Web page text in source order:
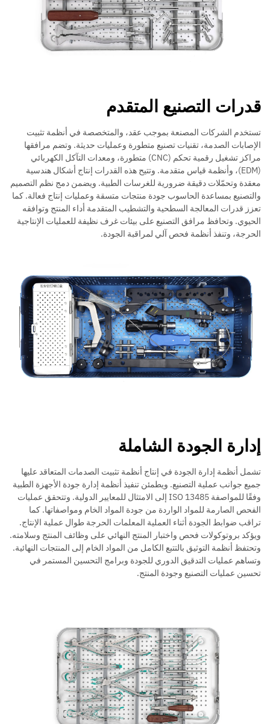
قدرات التصنيع المتقدم
تستخدم الشركات المصنعة بموجب عقد، والمتخصصة في أنظمة تثبيت
الإصابات الصدمة، تقنيات تصنيع متطورة وعمليات حديثة. وتضم مرافقها
مراكز تشغيل رقمية تحكم (CNC) متطورة، ومعدات التآكل الكهربائي
(EDM)، وأنظمة قياس متقدمة. وتتيح هذه القدرات إنتاج أشكال هندسية
معقدة وتحمّلات دقيقة ضرورية للغرسات الطبية. ويضمن دمج نظم التصميم
والتصنيع بمساعدة الحاسوب جودة منتجات متسقة وعمليات إنتاج فعالة. كما
تعزز قدرات المعالجة السطحية والتشطيب المتقدمة أداء المنتج وتوافقه
الحيوي. وتحافظ مرافق التصنيع على بيئات غرف نظيفة للعمليات الإنتاجية
الحرجة، وتنفذ أنظمة فحص آلي لمراقبة الجودة.
إدارة الجودة الشاملة
تشمل أنظمة إدارة الجودة في إنتاج أنظمة تثبيت الصدمات المتعاقد عليها
جميع جوانب عملية التصنيع. ويطمئن تنفيذ أنظمة إدارة جودة الأجهزة الطبية
وفقًا للمواصفة ISO 13485 إلى الامتثال للمعايير الدولية. وتتحقق عمليات
الفحص الصارمة للمواد الواردة من جودة المواد الخام ومواصفاتها. كما
تراقب ضوابط الجودة أثناء العملية المعلمات الحرجة طوال عملية الإنتاج.
ويؤكد بروتوكولات فحص واختبار المنتج النهائي على وظائف المنتج وسلامته.
وتحتفظ أنظمة التوثيق بالتتبع الكامل من المواد الخام إلى المنتجات النهائية.
وتساهم عمليات التدقيق الدوري للجودة وبرامج التحسين المستمر في
تحسين عمليات التصنيع وجودة المنتج.